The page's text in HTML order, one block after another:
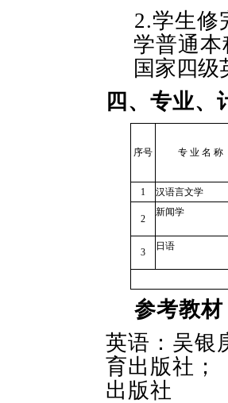
2.学生修
学普通
国家四级
四、专业、
序号 专 业 名 称
1 汉语言文学
2
新闻学
3
日语
参考教材
英语：吴银
育出版社；
出版社